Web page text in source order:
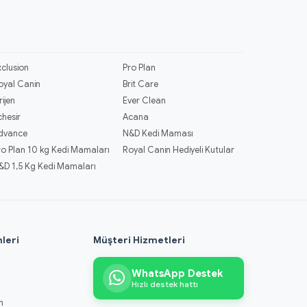
Pro Plan
Canin
Brit Care
Ever Clean
Acana
N&D Kedi Maması
Plan 10 kg Kedi Mamaları
Royal Canin Hediyeli Kutular
1,5 Kg Kedi Mamaları
Müşteri Hizmetleri
WhatsApp Destek
Hızlı destek hattı